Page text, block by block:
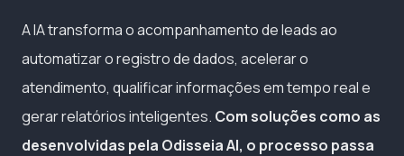
A IA transforma o acompanhamento de leads ao
automatizar o registro de dados, acelerar o
atendimento, qualificar informações em tempo real e
gerar relatórios inteligentes. Com soluções como as
desenvolvidas pela Odisseia AI, o processo passa